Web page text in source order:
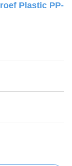
Plastic PP-